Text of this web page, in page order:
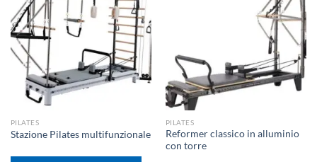
PILATES
Stazione Pilates multifunzionale
PILATES
Reformer classico in alluminio
con torre